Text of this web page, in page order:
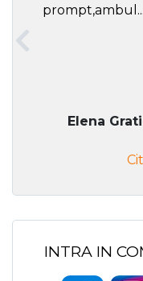
prompt,ambul...
Elena
INTRA IN